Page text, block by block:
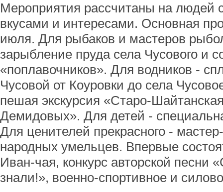
Мероприятия рассчитаны на людей
вкусами и интересами. Основная
июля. Для рыбаков и мастеров
зарыбление пруда села Чусового и
«поплавочников». Для водников -
Чусовой от Коуровки до села
пешая экскурсия «Старо-
Демидовых». Для детей -
Для ценителей прекрасного -
народных умельцев. Впервые
Иван-чая, конкурс авторской песни
знали!», военно-спортивное и